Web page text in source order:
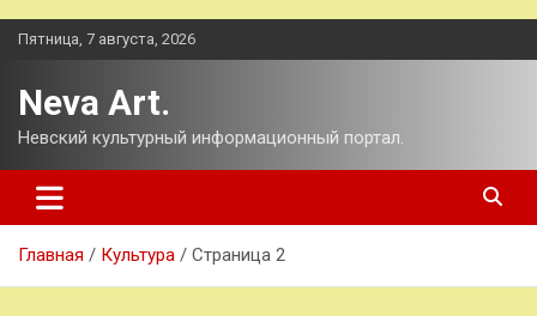
Перейти
Пятница, 7 августа, 2026
Neva Art.
Невский культурный информационный портал.
Главная Культура Страница 2